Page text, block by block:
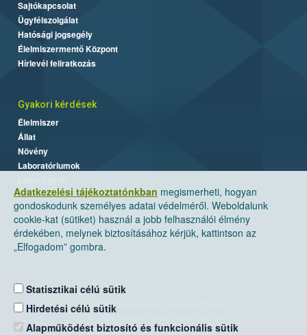
Adatkezelési tájékoztatónkban megismerheti, hogyan
gondoskodunk személyes adatai védelméről. Weboldalunk
cookie-kat (sütiket) használ a jobb felhasználói élmény
érdekében, melynek biztosításához kérjük, kattintson az
„Elfogadom” gombra.
Statisztikai célú sütik
Hirdetési célú sütik
Alapműködést biztosító és funkcionális sütik
Sajtókapcsolat
Ügyfélszolgálat
Hatósági jogsegély
Élelmiszermentő Központ
Hírlevél feliratkozás
Gyakori kérdések
Élelmiszer
Állat
Növény
Laboratóriumok
Nemzeti Élelmiszerlánc-biztonsági Hivatal
Levelezési cím: 1525 Budapest. Pf. 30.